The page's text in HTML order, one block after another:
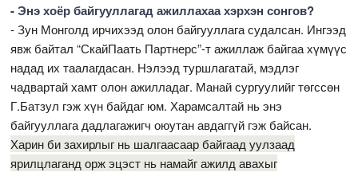
- Энэ хоёр байгууллагад ажиллахаа хэрхэн сонгов?
- Зун Монголд ирчихээд олон байгууллага судалсан. Ингээд
явж байтал “СкайПаать Партнерс”-т ажиллаж байгаа хүмүүс
надад их таалагдасан. Нэлээд туршлагатай, мэдлэг
чадвартай хамт олон ажилладаг. Манай сургуулийг төгссөн
Г.Батзул гэж хүн байдаг юм. Харамсалтай нь энэ
байгууллага дадлагажигч оюутан авдаггүй гэж байсан.
Харин би захирлыг нь шалгаасаар байгаад уулзаад
ярилцлаганд орж эцэст нь намайг ажилд авахыг